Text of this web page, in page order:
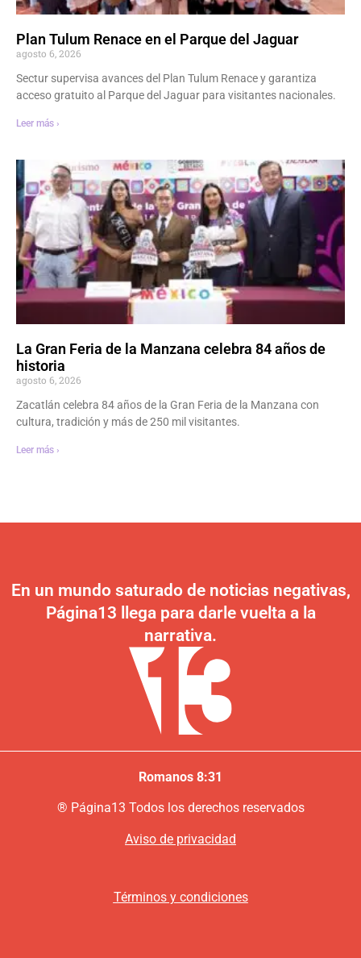
Plan Tulum Renace en el Parque del Jaguar
agosto 6, 2026
Sectur supervisa avances del Plan Tulum Renace y garantiza
acceso gratuito al Parque del Jaguar para visitantes nacionales.
Leer más ›
La Gran Feria de la Manzana celebra 84 años de
historia
agosto 6, 2026
Zacatlán celebra 84 años de la Gran Feria de la Manzana con
cultura, tradición y más de 250 mil visitantes.
Leer más ›
En un mundo saturado de noticias negativas,
Página13 llega para darle vuelta a la
narrativa.
Romanos 8:31
® Página13 Todos los derechos reservados
Aviso de privacidad
Términos y condiciones